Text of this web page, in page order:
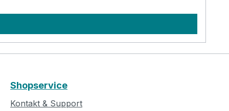
Shopservice
Kontakt & Support